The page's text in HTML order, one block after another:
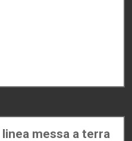
messa a terra